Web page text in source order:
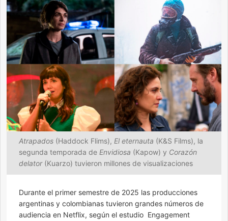
Atrapados (Haddock Flims), El eternauta (K&S Films), la
segunda temporada de Envidiosa (Kapow) y Corazón
delator (Kuarzo) tuvieron millones de visualizaciones
Durante el primer semestre de 2025 las producciones
argentinas y colombianas tuvieron grandes números de
audiencia en Netflix, según el estudio Engagement